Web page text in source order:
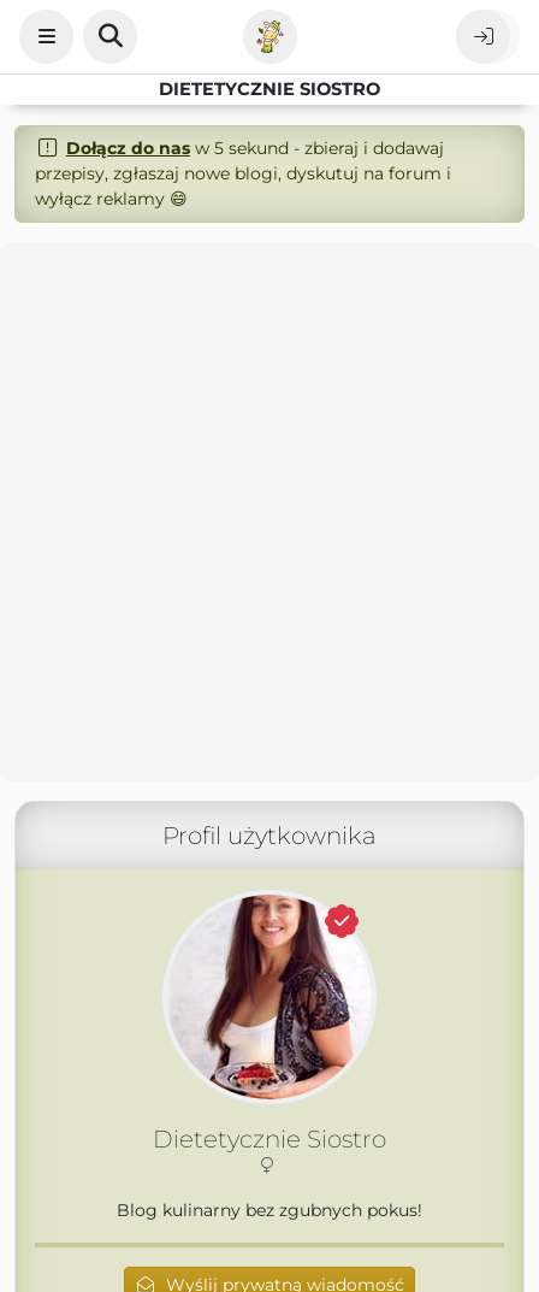
DIETETYCZNIE SIOSTRO
Dołącz do nasw 5 sekund - zbieraj i dodawaj
przepisy, zgłaszaj nowe blogi, dyskutuj na forum i
wyłącz reklamy 😄
Profil użytkownika
Dietetycznie Siostro
Blog kulinarny bez zgubnych pokus!
Wyślij prywatną wiadomość